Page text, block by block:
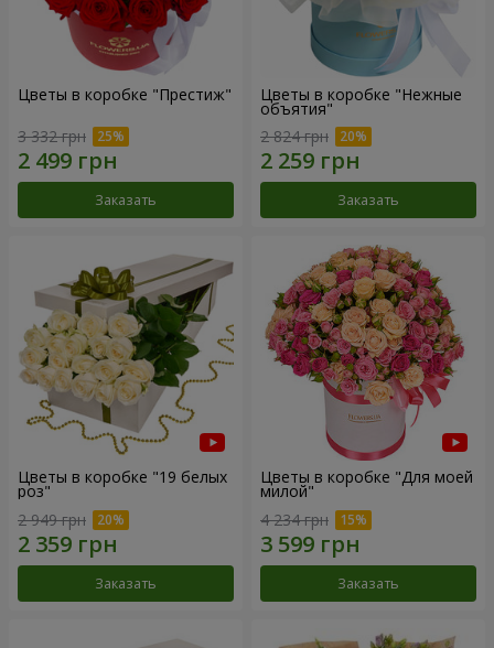
Цветы в коробке "Престиж"
3 332 грн
Заказать
Цветы в коробке "Нежные
объятия"
2 824 грн
Заказать
Цветы в коробке "19 белых
роз"
2 949 грн
Заказать
Цветы в коробке "Для моей
милой"
4 234 грн
Заказать